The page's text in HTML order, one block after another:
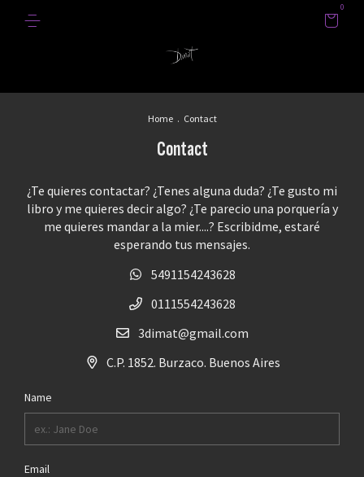
0
Home . Contact
Contact
¿Te quieres contactar? ¿Tenes alguna duda? ¿Te gusto mi
libro y me quieres decir algo? ¿Te parecio una porquería y
me quieres mandar a la mier....? Escribidme, estaré
esperando tus mensajes.
5491154243628
0111554243628
3dimat@gmail.com
C.P. 1852. Burzaco. Buenos Aires
Name
Email